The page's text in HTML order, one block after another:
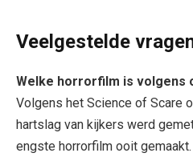
Veelgestelde
Welke horrorfilm is volgens
Volgens het Science of Scare
hartslag van kijkers werd
engste horrorfilm ooit